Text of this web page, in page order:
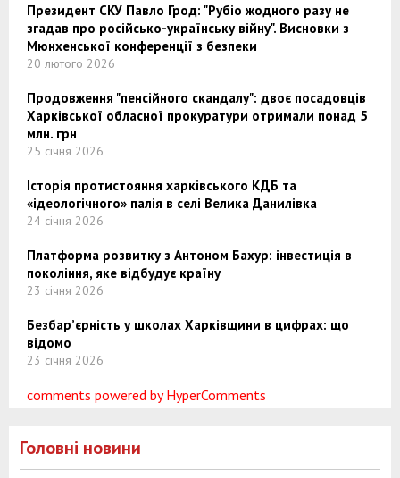
Президент СКУ Павло Грод: "Рубіо жодного разу не
згадав про російсько-українську війну". Висновки з
Мюнхенської конференції з безпеки
20 лютого 2026
Продовження "пенсійного скандалу": двоє посадовців
Харківської обласної прокуратури отримали понад 5
млн. грн
25 січня 2026
Історія протистояння харківського КДБ та
«ідеологічного» палія в селі Велика Данилівка
24 січня 2026
Платформа розвитку з Антоном Бахур: інвестиція в
покоління, яке відбудує країну
23 січня 2026
Безбар’єрність у школах Харківщини в цифрах: що
відомо
23 січня 2026
comments powered by HyperComments
Головні новини